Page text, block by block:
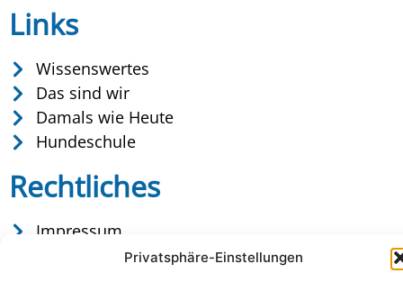
Privatsphäre-Einstellungen
Links
Wissenswertes
Das sind wir
Damals wie Heute
Hundeschule
Rechtliches
Impressum
Datenschutz